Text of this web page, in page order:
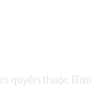
quyền thuộc Báo